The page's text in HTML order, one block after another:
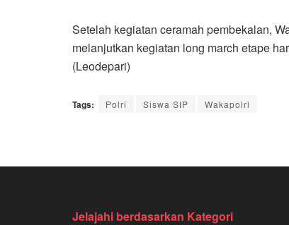
Setelah kegiatan ceramah pembekalan,
melanjutkan kegiatan long march etape
(Leodepari)
Tags: Polri Siswa SIP Wakapolri
Jelajahi berdasarkan Kategori